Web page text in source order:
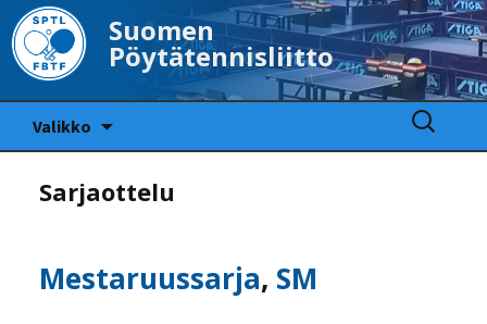
Suomen
Pöytätennisliitto
Valikko
Haku:
Sarjaottelu
Mestaruussarja, SM